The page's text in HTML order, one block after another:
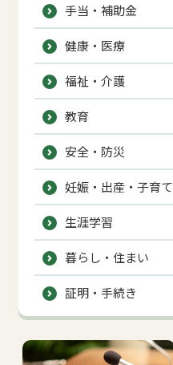
手当・補助金
健康・医療
福祉・介護
教育
安全・防災
妊娠・出産・子育て
生涯学習
暮らし・住まい
証明・手続き